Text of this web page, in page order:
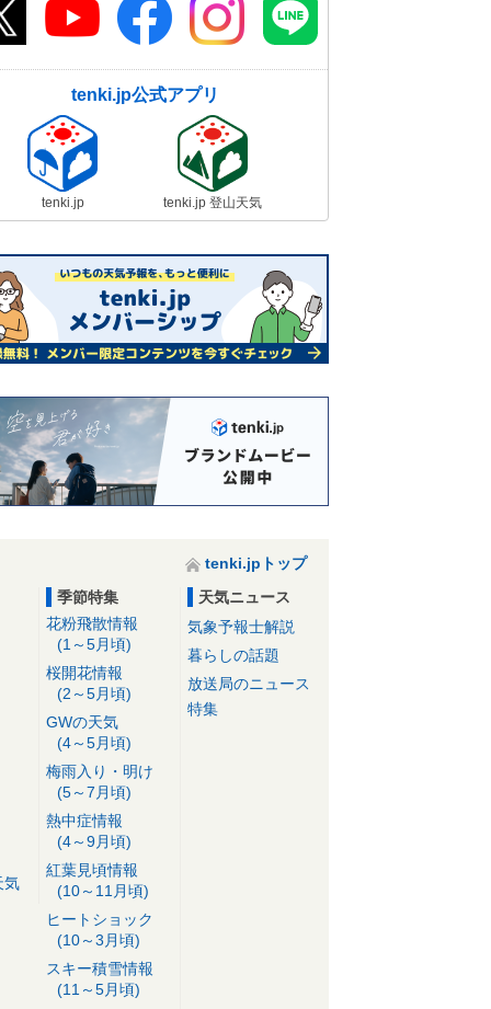
tenki.jp公式アプリ
tenki.jp tenki.jp 登山天気
tenki.jpトップ
気
季節特集
花粉飛散情報
(1～5月頃)
桜開花情報
(2～5月頃)
GWの天気
(4～5月頃)
梅雨入り・明け
(5～7月頃)
熱中症情報
(4～9月頃)
紅葉見頃情報
(10～11月頃)
ヒートショック
(10～3月頃)
スキー積雪情報
(11～5月頃)
天気ニュース
気象予報士解説
暮らしの話題
放送局のニュース
特集